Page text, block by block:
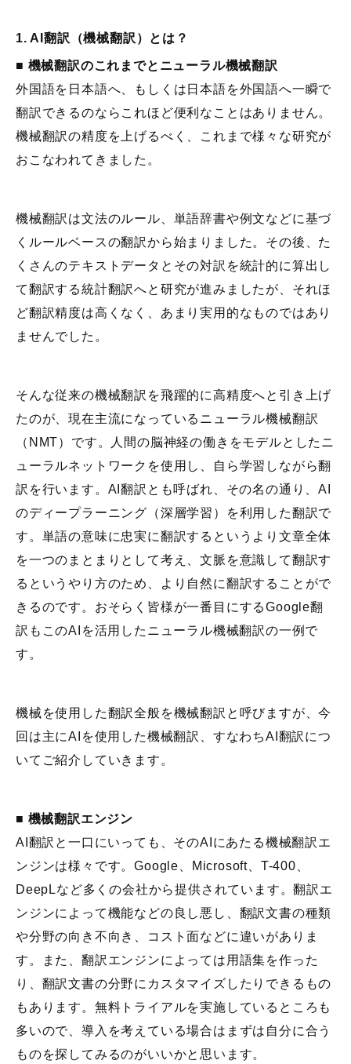
1. AI翻訳（機械翻訳）とは？
■ 機械翻訳のこれまでとニューラル機械翻訳
外国語を日本語へ、もしくは日本語を外国語へ一瞬で
翻訳できるのならこれほど便利なことはありません。
機械翻訳の精度を上げるべく、これまで様々な研究が
おこなわれてきました。
機械翻訳は文法のルール、単語辞書や例文などに基づ
くルールベースの翻訳から始まりました。その後、た
くさんのテキストデータとその対訳を統計的に算出し
て翻訳する統計翻訳へと研究が進みましたが、それほ
ど翻訳精度は高くなく、あまり実用的なものではあり
ませんでした。
そんな従来の機械翻訳を飛躍的に高精度へと引き上げ
たのが、現在主流になっているニューラル機械翻訳
（NMT）です。人間の脳神経の働きをモデルとしたニ
ューラルネットワークを使用し、自ら学習しながら翻
訳を行います。AI翻訳とも呼ばれ、その名の通り、AI
のディープラーニング（深層学習）を利用した翻訳で
す。単語の意味に忠実に翻訳するというより文章全体
を一つのまとまりとして考え、文脈を意識して翻訳す
るというやり方のため、より自然に翻訳することがで
きるのです。おそらく皆様が一番目にするGoogle翻
訳もこのAIを活用したニューラル機械翻訳の一例で
す。
機械を使用した翻訳全般を機械翻訳と呼びますが、今
回は主にAIを使用した機械翻訳、すなわちAI翻訳につ
いてご紹介していきます。
■ 機械翻訳エンジン
AI翻訳と一口にいっても、そのAIにあたる機械翻訳エ
ンジンは様々です。Google、Microsoft、T-400、
DeepLなど多くの会社から提供されています。翻訳エ
ンジンによって機能などの良し悪し、翻訳文書の種類
や分野の向き不向き、コスト面などに違いがありま
す。また、翻訳エンジンによっては用語集を作った
り、翻訳文書の分野にカスタマイズしたりできるもの
もあります。無料トライアルを実施しているところも
多いので、導入を考えている場合はまずは自分に合う
ものを探してみるのがいいかと思います。